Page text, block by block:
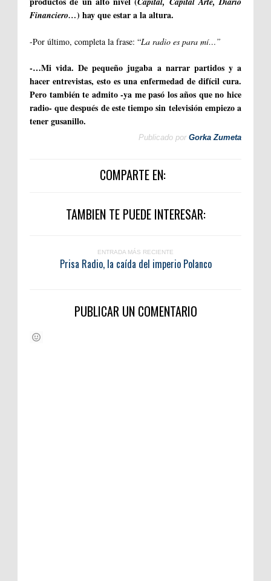
Financiero…) hay que estar a la altura.
-Por último, completa la frase: “La radio es para mí…”
-…Mi vida. De pequeño jugaba a narrar partidos y a
hacer entrevistas, esto es una enfermedad de difícil cura.
Pero también te admito -ya me pasó los años que no hice
radio- que después de este tiempo sin televisión empiezo a
tener gusanillo.
Publicado por Gorka Zumeta
COMPARTE EN:
TAMBIEN TE PUEDE INTERESAR:
ENTRADA MÁS RECIENTE
Prisa Radio, la caída del imperio Polanco
PUBLICAR UN COMENTARIO